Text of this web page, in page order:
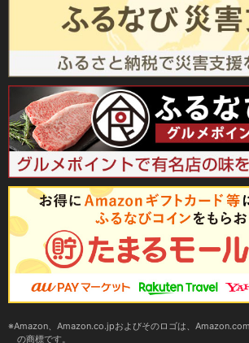
Amazon、Amazon.co.jpおよびそのロゴは、
の商標です。